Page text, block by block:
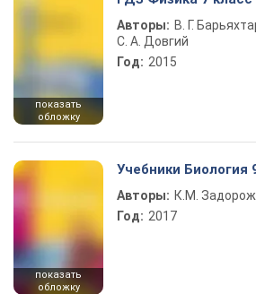
показать
обложку
Авторы: В. Г.
С. А. Довгий
Год: 2015
показать
обложку
Учебники Биология
Авторы: К.М.
Год: 2017